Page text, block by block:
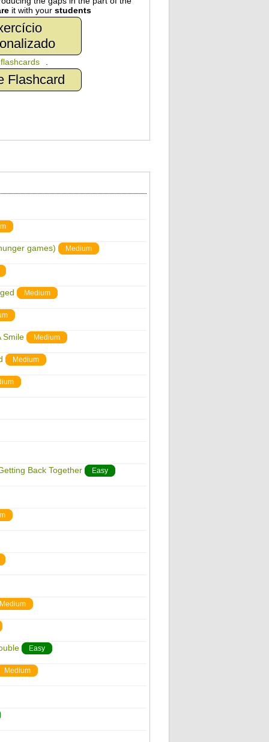
it with your students
flashcards
Flashcard
games) Medium
Medium
Smile Medium
Medium
Back Together Easy
Easy
Medium